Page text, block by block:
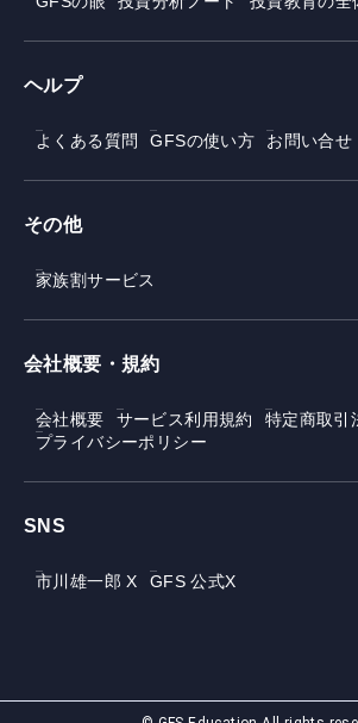
ヘルプ
よくある質問 GFSの使い方 お問い合せ
その他
家族割サービス
会社概要・規約
会社概要 サービス利用規約
特定商取引
プライバシーポリシー
SNS
市川雄一郎 X GFS 公式X